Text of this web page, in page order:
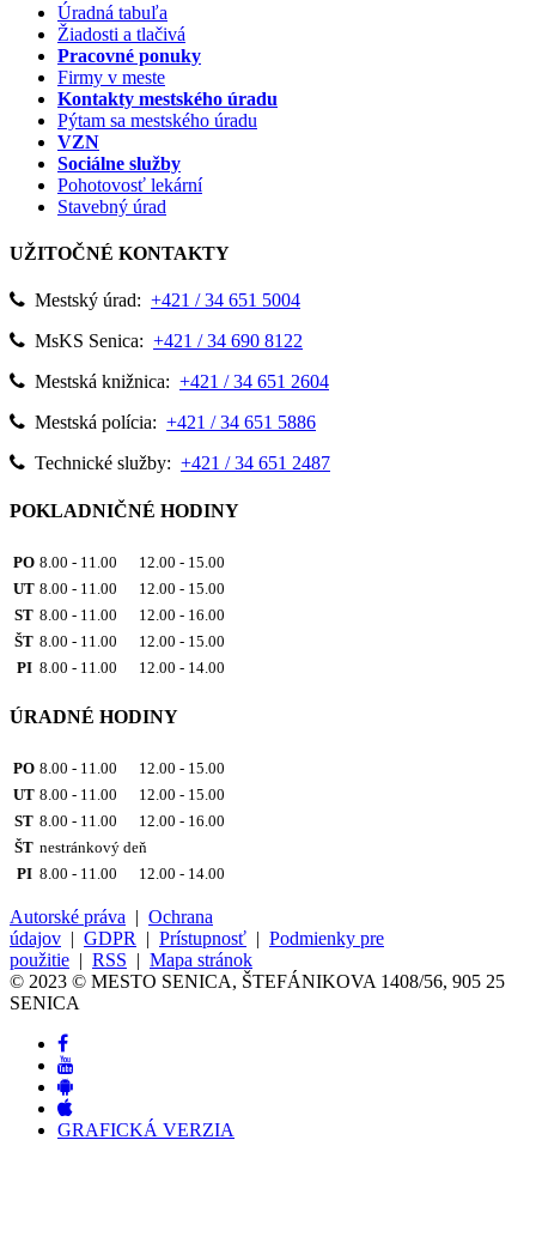
Úradná tabuľa
Žiadosti a tlačivá
Pracovné ponuky
Firmy v meste
Kontakty mestského úradu
Pýtam sa mestského úradu
VZN
Sociálne služby
Pohotovosť lekární
Stavebný úrad
UŽITOČNÉ KONTAKTY
Mestský úrad: +421 / 34 651 5004
MsKS Senica: +421 / 34 690 8122
Mestská knižnica: +421 / 34 651 2604
Mestská polícia: +421 / 34 651 5886
Technické služby: +421 / 34 651 2487
POKLADNIČNÉ HODINY
PO 8.00 - 11.00 12.00 - 15.00
UT 8.00 - 11.00 12.00 - 15.00
ST 8.00 - 11.00 12.00 - 16.00
ŠT 8.00 - 11.00 12.00 - 15.00
PI 8.00 - 11.00 12.00 - 14.00
ÚRADNÉ HODINY
PO 8.00 - 11.00 12.00 - 15.00
UT 8.00 - 11.00 12.00 - 15.00
ST 8.00 - 11.00 12.00 - 16.00
ŠT nestránkový deň
PI 8.00 - 11.00 12.00 - 14.00
Autorské práva | Ochrana
údajov | GDPR | Prístupnosť | Podmienky pre
použitie | RSS | Mapa stránok
© 2023 © MESTO SENICA, ŠTEFÁNIKOVA 1408/56, 905 25
SENICA
GRAFICKÁ VERZIA